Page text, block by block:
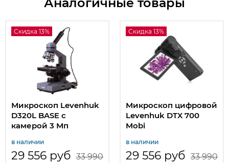
Скидка 13%
Микроскоп Levenhuk
D320L BASE с
камерой 3 Мп
в наличии
29 556 руб 33 990
Скидка 13%
Микроскоп цифровой
Levenhuk DTX 700
Mobi
в наличии
29 556 руб 33 990